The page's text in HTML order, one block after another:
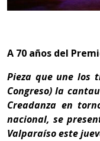
A 70 años del
Pieza que une los
Congreso) la
Creadanza en
nacional, se
Valparaíso este